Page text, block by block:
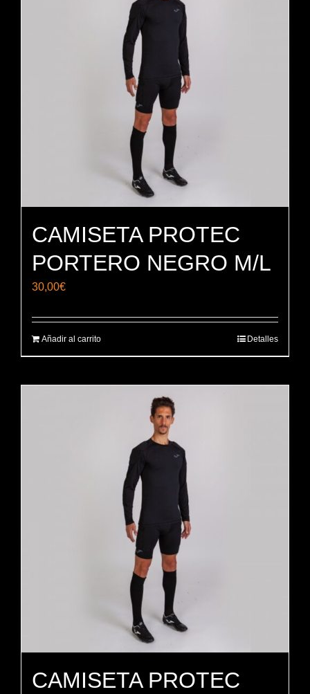
opciones
se
pueden
elegir
en
página
de
producto
CAMISETA PROTEC
PORTERO NEGRO M/L
30,00€
Añadir al carrito Detalles
CAMISETA PROTEC